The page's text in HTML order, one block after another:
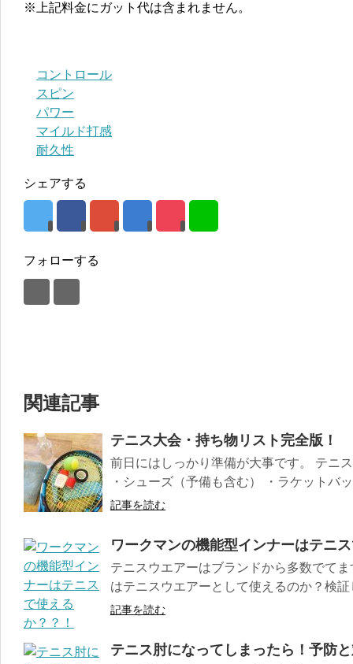
※上記料金にガット代は含まれません。
コントロール
スピン
パワー
マイルド打感
耐久性
シェアする
フォローする
関連記事
テニス大会・持ち物リスト完全版！
前日にはしっかり準備が大事です。 テニ
・シューズ（予備も含む） ・ラケットバ
記事を読む
ワークマンの機能型インナーはテニ
テニスウエアーはブランドから多数でて
はテニスウエアーとして使えるのか？検
記事を読む
テニス肘になってしまったら！予防